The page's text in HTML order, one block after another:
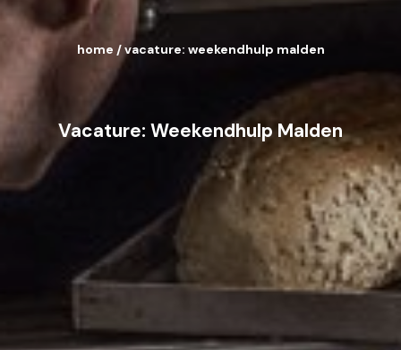
Vacature: Weekendhulp Malden
home /vacature: weekendhulp malden